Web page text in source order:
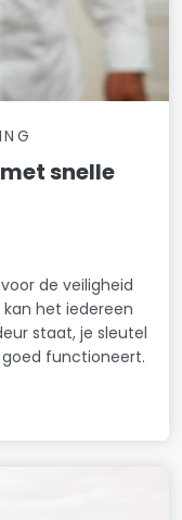
snelle
de veiligheid
het iedereen
staat, je sleutel
functioneert.